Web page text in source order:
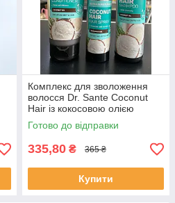
Комплекс для зволоження
волосся Dr. Sante Coconut
Hair із кокосовою олією
(шампунь + бальзам + спрей)
Готово до відправки
335,80 ₴ 365 ₴
Купити